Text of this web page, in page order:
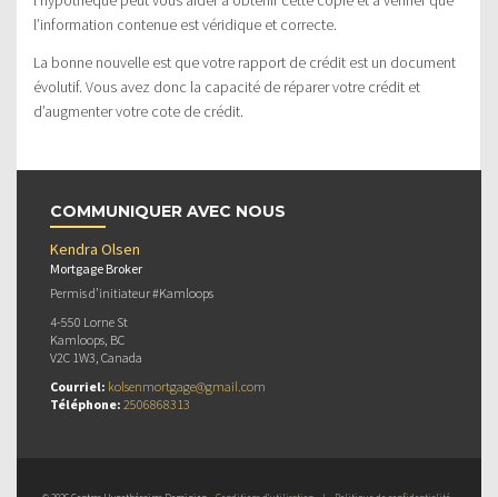
l’information contenue est véridique et correcte.
La bonne nouvelle est que votre rapport de crédit est un document
évolutif. Vous avez donc la capacité de réparer votre crédit et
d’augmenter votre cote de crédit.
COMMUNIQUER AVEC NOUS
Kendra Olsen
Mortgage Broker
Permis d’initiateur #Kamloops
4-550 Lorne St
Kamloops, BC
V2C 1W3, Canada
Courriel: kolsenmortgage@gmail.com
Téléphone: 2506868313